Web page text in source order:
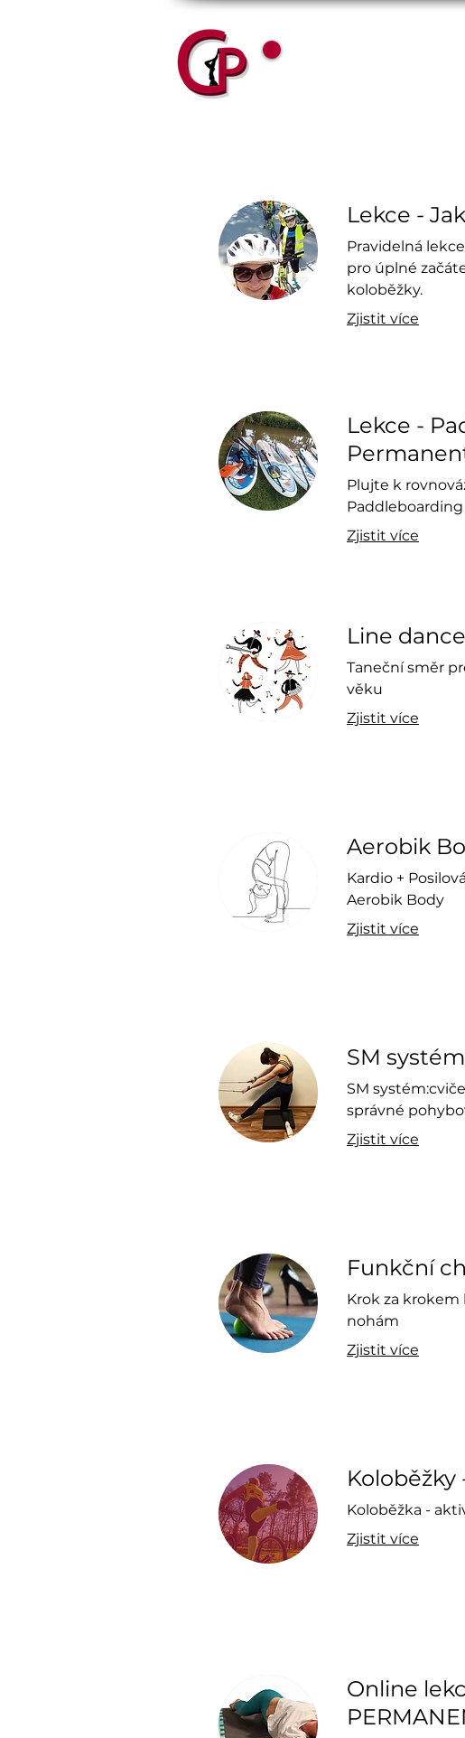
Lekce -
Pravidelná
pro úplné
koloběžky.
Zjistit více
Lekce -
Plujte k
Zjistit více
Line dance
Taneční směr
věku
Zjistit více
Aerobik
Kardio +
Aerobik Body
Zjistit více
SM systém
SM
správné
Zjistit více
Funkční
Krok za krokem
nohám
Zjistit více
Koloběžky
Koloběžka -
Zjistit více
Online